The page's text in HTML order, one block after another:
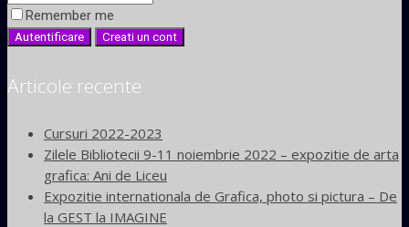
Remember me
Articole recente
Cursuri 2022-2023
Zilele Bibliotecii 9-11 noiembrie 2022 – expozitie de arta
grafica: Ani de Liceu
Expozitie internationala de Grafica, photo si pictura – De
la GEST la IMAGINE